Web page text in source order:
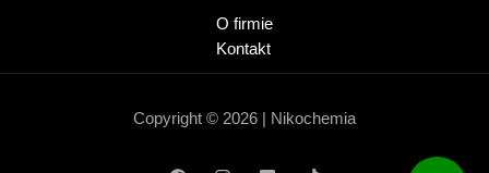
O firmie
Kontakt
Copyright © 2026 | Nikochemia